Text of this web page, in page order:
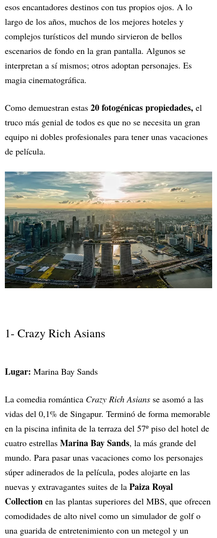
esos encantadores destinos con tus propios ojos. A lo
largo de los años, muchos de los mejores hoteles y
complejos turísticos del mundo sirvieron de bellos
escenarios de fondo en la gran pantalla. Algunos se
interpretan a sí mismos; otros adoptan personajes. Es
magia cinematográfica.
Como demuestran estas 20 fotogénicas propiedades, el
truco más genial de todos es que no se necesita un gran
equipo ni dobles profesionales para tener unas vacaciones
de película.
1- Crazy Rich Asians
Lugar: Marina Bay Sands
La comedia romántica Crazy Rich Asians se asomó a las
vidas del 0,1% de Singapur. Terminó de forma memorable
en la piscina infinita de la terraza del 57º piso del hotel de
cuatro estrellas Marina Bay Sands, la más grande del
mundo. Para pasar unas vacaciones como los personajes
súper adinerados de la película, podes alojarte en las
nuevas y extravagantes suites de la Paiza Royal
Collection en las plantas superiores del MBS, que ofrecen
comodidades de alto nivel como un simulador de golf o
una guarida de entretenimiento con un metegol y un